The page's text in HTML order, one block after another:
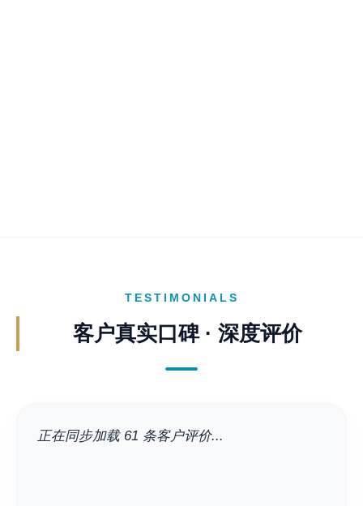
TESTIMONIALS
客户真实口碑 · 深度评价
正在同步加载 61 条客户评价...